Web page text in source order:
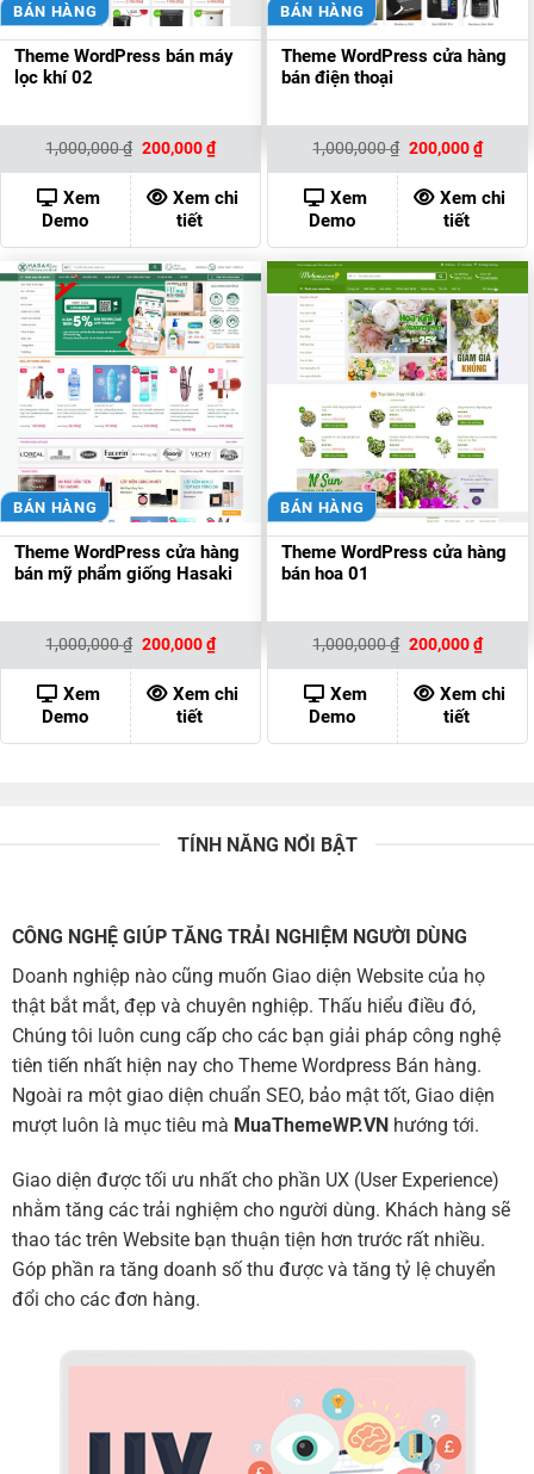
BÁN HÀNG
Theme WordPress bán máy
lọc khí 02
1,000,000₫ Giá
gốc
là:
1,000,000 ₫.
200,000₫Giá
hiện
tại
là:
200,000 ₫.
Xem
Demo
Xem chi
tiết
BÁN HÀNG
Theme WordPress cửa hàng
bán điện thoại
1,000,000₫ Giá
gốc
là:
1,000,000 ₫.
200,000₫Giá
hiện
tại
là:
Xem
Demo
Xem chi
tiết
BÁN HÀNG
Theme WordPress cửa hàng
bán mỹ phẩm giống Hasaki
1,000,000₫ Giá
là:
1,000,000 ₫.
200,000₫Giá
hiện
tại
là:
200,000 ₫.
Xem
Demo
Xem chi
tiết
BÁN HÀNG
Theme WordPress cửa hàng
bán hoa 01
1,000,000₫ Giá
là:
1,000,000 ₫.
200,000₫Giá
hiện
tại
là:
Xem
Demo
Xem chi
tiết
TÍNH NĂNG NỔI BẬT
CÔNG NGHỆ GIÚP TĂNG TRẢI NGHIỆM NGƯỜI DÙNG
Doanh nghiệp nào cũng muốn Giao diện Website của họ
thật bắt mắt, đẹp và chuyên nghiệp. Thấu hiểu điều đó,
Chúng tôi luôn cung cấp cho các bạn giải pháp công nghệ
tiên tiến nhất hiện nay cho Theme Wordpress Bán hàng.
Ngoài ra một giao diện chuẩn SEO, bảo mật tốt, Giao diện
mượt luôn là mục tiêu mà MuaThemeWP.VN hướng tới.
Giao diện được tối ưu nhất cho phần UX (User Experience)
nhằm tăng các trải nghiệm cho người dùng. Khách hàng sẽ
thao tác trên Website bạn thuận tiện hơn trước rất nhiều.
Góp phần ra tăng doanh số thu được và tăng tỷ lệ chuyển
đổi cho các đơn hàng.